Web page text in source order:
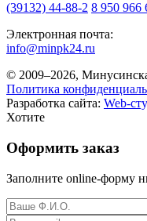
(39132) 44-88-2 8 950 966
Электронная почта:
info@minpk24.ru
© 2009–2026,
Политика
Разработка сайта: Web-
Хотите
Оформить заказ
Заполните online-форму